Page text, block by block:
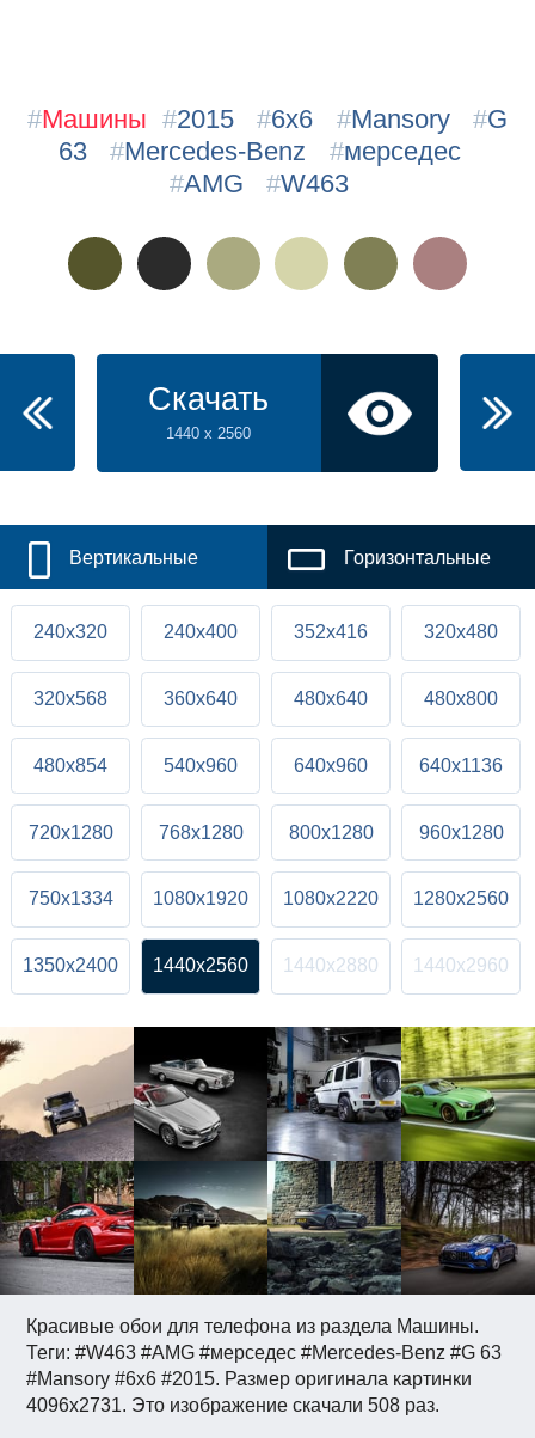
Красивые обои для телефона из раздела Машины.
Теги: #W463 #AMG #мерседес #Mercedes-Benz #G 63
#Mansory #6x6 #2015. Размер оригинала картинки
4096x2731. Это изображение скачали 508 раз.
#Машины #2015 #6x6 #Mansory #G
63
#Mercedes-Benz #мерседес
#AMG #W463
Скачать
1440 x 2560
Вертикальные Горизонтальные
240x320 240x400 352x416 320x480
320x568 360x640 480x640 480x800
480x854 540x960 640x960 640x1136
720x1280 768x1280 800x1280 960x1280
750x1334 1080x1920 1080x2220 1280x2560
1350x2400 1440x2560 1440x2880 1440x2960